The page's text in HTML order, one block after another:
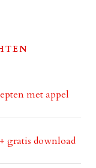
met appel
gratis download